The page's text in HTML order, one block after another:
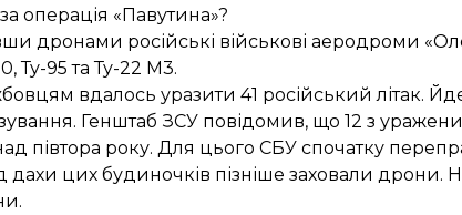
операція «Павутина»?
дронами російські військові аеродроми
Ту-95 та Ту-22 М3.
вдалось уразити 41 російський літак.
Генштаб ЗСУ повідомив, що 12 з
півтора року. Для цього СБУ спочатку
цих будиночків пізніше заховали дрони.